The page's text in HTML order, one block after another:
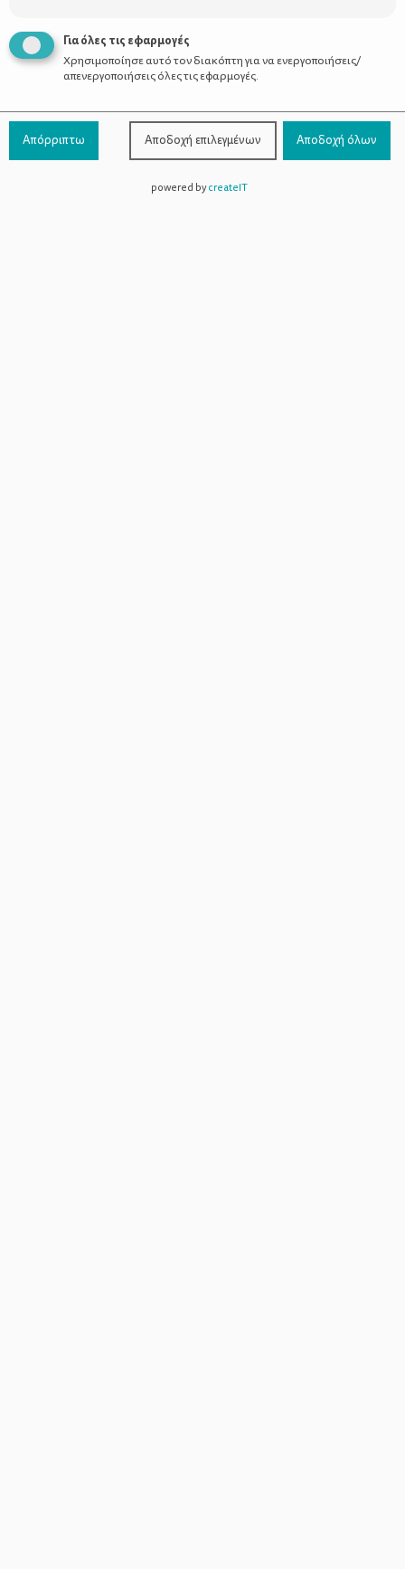
Στρογγυλό πρόσωπο
Γεμάτο σαγόνι, έντονα μάγουλα και
μεγάλο μέτωπο.
Το στρογγυλό πρόσωπο είναι τόσο
Για όλες τις εφαρμογές
Χρησιμοποίησε αυτό τον διακόπτη για να ενεργοποιήσεις/
απενεργοποιήσεις όλες τις εφαρμογές.
Απόρριπτω Αποδοχή επιλεγμένων Αποδοχή όλων
powered bycreateIT